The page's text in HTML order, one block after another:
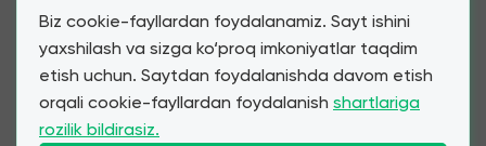
Biz cookie-fayllardan foydalanamiz. Sayt ishini
yaxshilash va sizga ko‘proq imkoniyatlar taqdim
etish uchun. Saytdan foydalanishda davom etish
orqali cookie-fayllardan foydalanish shartlariga
rozilik bildirasiz.
va ushbu saytda taqdim etiladi. Ta’kidlash joizki, bizning
xizmatimiz orqali taqdim etilayotgan kredit va qarz shartlari
tashkilotlari va banklar tomonidan taqdim etilgan shartlarga
to‘liq mos keladi. Zaimer.uz moliyaviy mahsulotlar narxi va
shartlariga ta'sir qilmasdan, mijozlarga qulay shartnomalarni